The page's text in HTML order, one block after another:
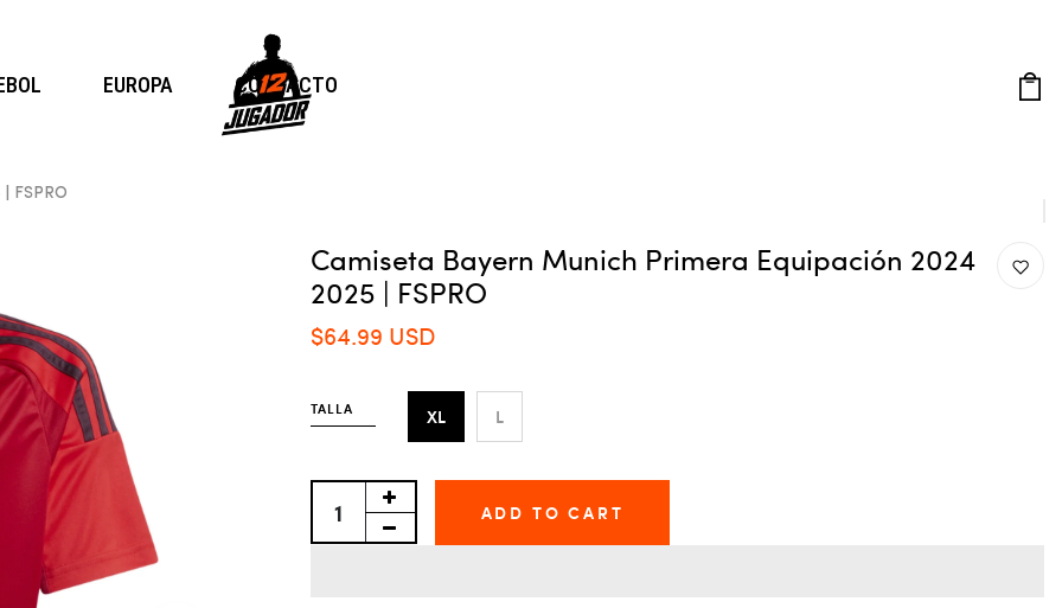
EUROPA CONTACTO
FSPRO
Camiseta Bayern Munich Primera Equipación 2024
2025 | FSPRO
$64.99 USD
TALLA XL L
ADD TO CART